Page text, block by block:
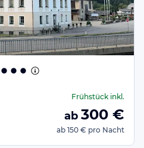
Frühstückinkl.
ab 300 €
ab 150 € pro Nacht